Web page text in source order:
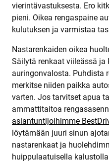
vierintävastuksesta. Ero
pieni. Oikea rengaspaine
kulutuksen ja varmistaa
Nastarenkaiden oikea
Säilytä renkaat viileässä
auringonvalosta. Puhdista
merkitse niiden paikka
varten. Jos tarvitset apua
ammattitaitoa
asiantuntijoihimme
löytämään juuri sinun
nastarenkaat ja
huippulaatuisella